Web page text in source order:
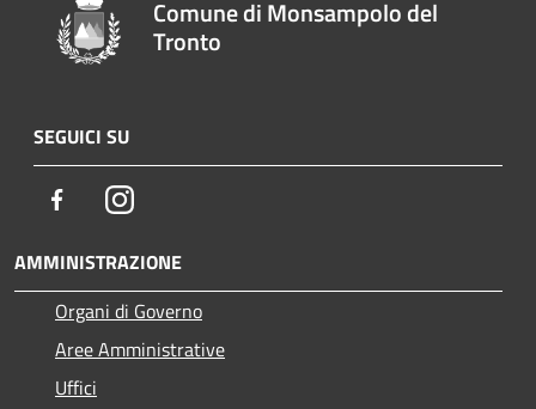
Comune di Monsampolo del
Tronto
SEGUICI SU
FacebookInstagram
AMMINISTRAZIONE
Organi di Governo
Aree Amministrative
Uffici